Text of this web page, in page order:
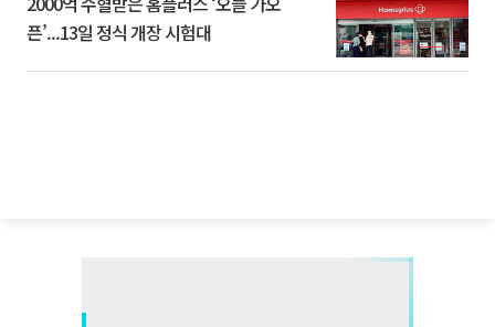
픈’...13일 정식 개장 시험대